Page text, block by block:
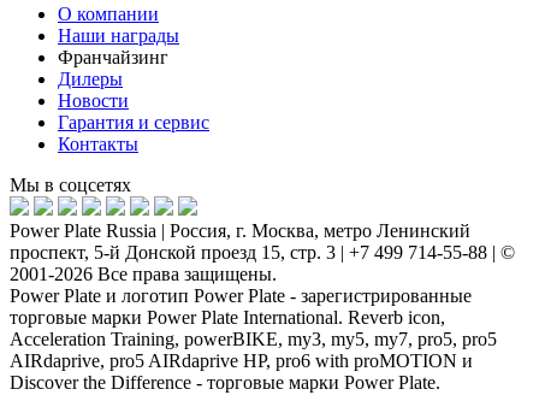
О компании
Наши награды
Франчайзинг
Дилеры
Новости
Гарантия и сервис
Контакты
Мы в соцсетях
Power Plate Russia | Россия, г. Москва, метро Ленинский
проспект, 5-й Донской проезд 15, стр. 3 | +7 499 714-55-88 | ©
2001-2026 Все права защищены.
Power Plate и логотип Power Plate - зарегистрированные
торговые марки Power Plate International. Reverb icon,
Acceleration Training, powerBIKE, my3, my5, my7, pro5, pro5
AIRdaprive, pro5 AIRdaprive HP, pro6 with proMOTION и
Discover the Difference - торговые марки Power Plate.